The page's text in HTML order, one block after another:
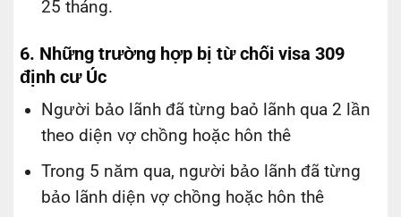
25 tháng.
6. Những trường hợp bị từ chối visa 309
định cư Úc
Người bảo lãnh đã từng baỏ lãnh qua 2 lần
theo diện vợ chồng hoặc hôn thê
Trong 5 năm qua, người bảo lãnh đã từng
bảo lãnh diện vợ chồng hoặc hôn thê